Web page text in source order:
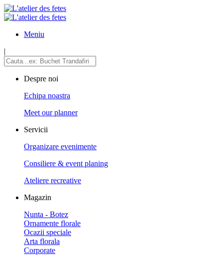
Meniu
|
Despre noi
Echipa noastra
Meet our planner
Servicii
Organizare evenimente
Consiliere & event planing
Ateliere recreative
Magazin
Nunta - Botez
Ornamente florale
Ocazii speciale
Arta florala
Corporate